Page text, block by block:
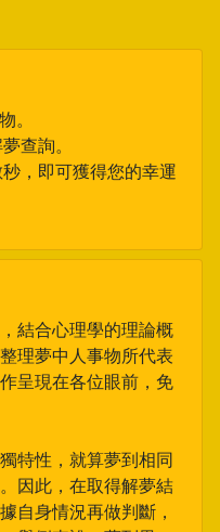
。
查詢。
，即可獲得您的幸運
結合心理學的理論概
理夢中人事物所代表
呈現在各位眼前，免
特性，就算夢到相同
因此，在取得解夢結
自身情況再做判斷，